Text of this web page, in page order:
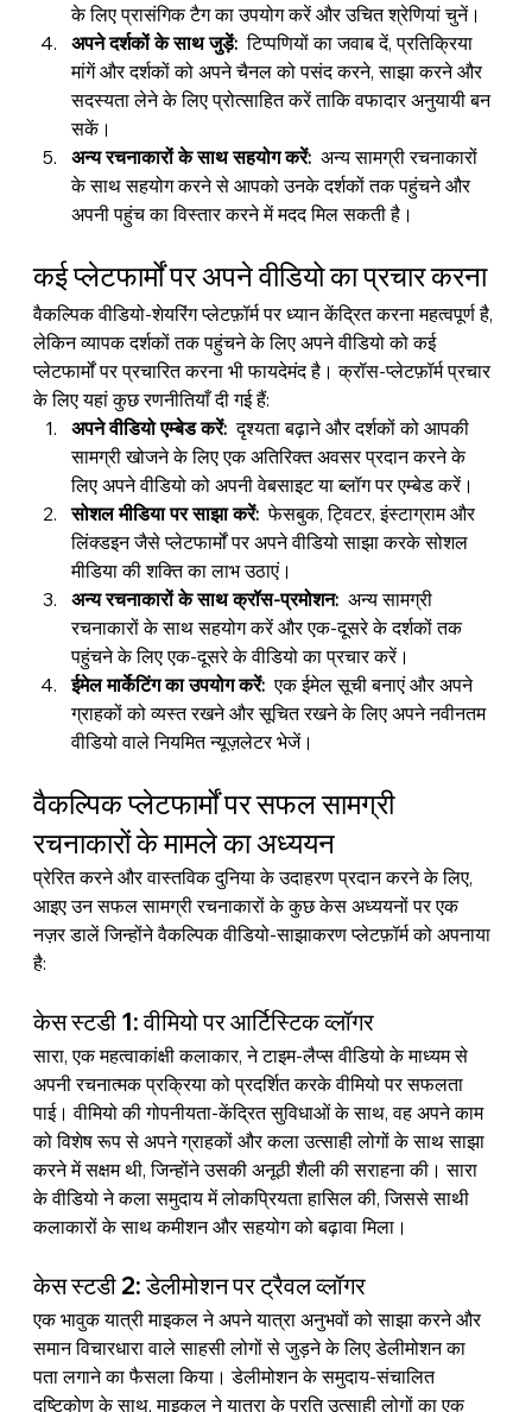
के लिए प्रासंगिक टैग का उपयोग करें और उचित श्रेणियां चुनें।
अपने दर्शकों के साथ जुड़ें: टिप्पणियों का जवाब दें, प्रतिक्रिया
मांगें और दर्शकों को अपने चैनल को पसंद करने, साझा करने और
सदस्यता लेने के लिए प्रोत्साहित करें ताकि वफादार अनुयायी बन
सकें।
अन्य रचनाकारों के साथ सहयोग करें: अन्य सामग्री रचनाकारों
के साथ सहयोग करने से आपको उनके दर्शकों तक पहुंचने और
अपनी पहुंच का विस्तार करने में मदद मिल सकती है।
कई प्लेटफार्मों पर अपने वीडियो का प्रचार करना
वैकल्पिक वीडियो-शेयरिंग प्लेटफ़ॉर्म पर ध्यान केंद्रित करना महत्वपूर्ण है,
लेकिन व्यापक दर्शकों तक पहुंचने के लिए अपने वीडियो को कई
प्लेटफार्मों पर प्रचारित करना भी फायदेमंद है। क्रॉस-प्लेटफ़ॉर्म प्रचार
के लिए यहां कुछ रणनीतियाँ दी गई हैं:
अपने वीडियो एम्बेड करें: दृश्यता बढ़ाने और दर्शकों को आपकी
सामग्री खोजने के लिए एक अतिरिक्त अवसर प्रदान करने के
लिए अपने वीडियो को अपनी वेबसाइट या ब्लॉग पर एम्बेड करें।
सोशल मीडिया पर साझा करें: फेसबुक, ट्विटर, इंस्टाग्राम और
लिंक्डइन जैसे प्लेटफार्मों पर अपने वीडियो साझा करके सोशल
मीडिया की शक्ति का लाभ उठाएं।
अन्य रचनाकारों के साथ क्रॉस-प्रमोशन: अन्य सामग्री
रचनाकारों के साथ सहयोग करें और एक-दूसरे के दर्शकों तक
पहुंचने के लिए एक-दूसरे के वीडियो का प्रचार करें।
ईमेल मार्केटिंग का उपयोग करें: एक ईमेल सूची बनाएं और अपने
ग्राहकों को व्यस्त रखने और सूचित रखने के लिए अपने नवीनतम
वीडियो वाले नियमित न्यूज़लेटर भेजें।
वैकल्पिक प्लेटफार्मों पर सफल सामग्री
रचनाकारों के मामले का अध्ययन
प्रेरित करने और वास्तविक दुनिया के उदाहरण प्रदान करने के लिए,
आइए उन सफल सामग्री रचनाकारों के कुछ केस अध्ययनों पर एक
नज़र डालें जिन्होंने वैकल्पिक वीडियो-साझाकरण प्लेटफ़ॉर्म को अपनाया
है:
केस स्टडी 1: वीमियो पर आर्टिस्टिक व्लॉगर
सारा, एक महत्वाकांक्षी कलाकार, ने टाइम-लैप्स वीडियो के माध्यम से
अपनी रचनात्मक प्रक्रिया को प्रदर्शित करके वीमियो पर सफलता
पाई। वीमियो की गोपनीयता-केंद्रित सुविधाओं के साथ, वह अपने काम
को विशेष रूप से अपने ग्राहकों और कला उत्साही लोगों के साथ साझा
करने में सक्षम थी, जिन्होंने उसकी अनूठी शैली की सराहना की। सारा
के वीडियो ने कला समुदाय में लोकप्रियता हासिल की, जिससे साथी
कलाकारों के साथ कमीशन और सहयोग को बढ़ावा मिला।
केस स्टडी 2: डेलीमोशन पर ट्रैवल व्लॉगर
एक भावुक यात्री माइकल ने अपने यात्रा अनुभवों को साझा करने और
समान विचारधारा वाले साहसी लोगों से जुड़ने के लिए डेलीमोशन का
पता लगाने का फैसला किया। डेलीमोशन के समुदाय-संचालित
दृष्टिकोण के साथ, माइकल ने यात्रा के प्रति उत्साही लोगों का एक